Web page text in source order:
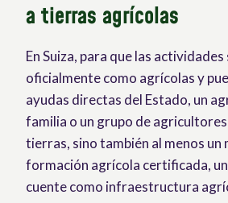
a tierras agrícolas
En Suiza, para que las
oficialmente como agrícolas y
ayudas directas del Estado, un
familia o un grupo de
tierras, sino también al menos un
formación agrícola certificada,
cuente como infraestructura